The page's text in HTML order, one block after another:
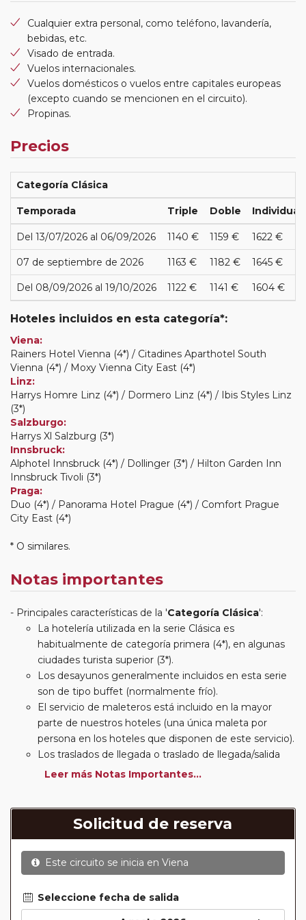
Cualquier extra personal, como teléfono, lavandería,
bebidas, etc.
Visado de entrada.
Vuelos internacionales.
Vuelos domésticos o vuelos entre capitales europeas
(excepto cuando se mencionen en el circuito).
Propinas.
Precios
Categoría Clásica
Temporada Triple Doble Individual
Del 13/07/2026 al 06/09/2026 1140 € 1159 € 1622 €
07 de septiembre de 2026 1163 € 1182 € 1645 €
Del 08/09/2026 al 19/10/2026 1122 € 1141 € 1604 €
Hoteles incluidos en esta categoría*:
Viena:
Rainers Hotel Vienna (4*) / Citadines Aparthotel South
Vienna (4*) / Moxy Vienna City East (4*)
Linz:
Harrys Homre Linz (4*) / Dormero Linz (4*) / Ibis Styles Linz
(3*)
Salzburgo:
Harrys Xl Salzburg (3*)
Innsbruck:
Alphotel Innsbruck (4*) / Dollinger (3*) / Hilton Garden Inn
Innsbruck Tivoli (3*)
Praga:
Duo (4*) / Panorama Hotel Prague (4*) / Comfort Prague
City East (4*)
* O similares.
Notas importantes
Principales características de la 'Categoría Clásica':
La hotelería utilizada en la serie Clásica es
habitualmente de categoría primera (4*), en algunas
ciudades turista superior (3*).
Los desayunos generalmente incluidos en esta serie
son de tipo buffet (normalmente frío).
El servicio de maleteros está incluido en la mayor
parte de nuestros hoteles (una única maleta por
persona en los hoteles que disponen de este servicio).
Los traslados de llegada o traslado de llegada/salida
estarán incluidos según itinerario.
suplemento de media pensión (incluirá un número de
En muchos itinerarios le incluimos algunas cenas. En
circuitos clásicos Europeos normalmente las entradas
mientras que en viajes regionales y otros viajes
incluimos muchas de las entradas. En todos los
Leer más Notas Importantes...
Solicitud de reserva
Este circuito se inicia en Viena
Seleccione fecha de salida